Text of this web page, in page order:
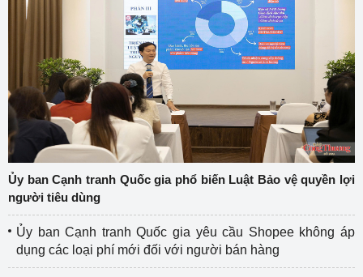
Ủy ban Cạnh tranh Quốc gia phổ biến Luật Bảo vệ quyền lợi
người tiêu dùng
Ủy ban Cạnh tranh Quốc gia yêu cầu Shopee không áp
dụng các loại phí mới đối với người bán hàng